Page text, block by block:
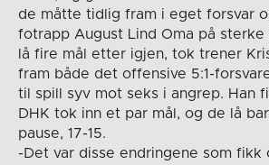
de måtte tidlig fram i eget forsvar
fotrapp August Lind Oma på sterke
lå fire mål etter igjen, tok trener
fram både det offensive 5:1-
til spill syv mot seks i angrep. Han
DHK tok inn et par mål, og de lå
pause, 17-15.
-Det var disse endringene som fikk